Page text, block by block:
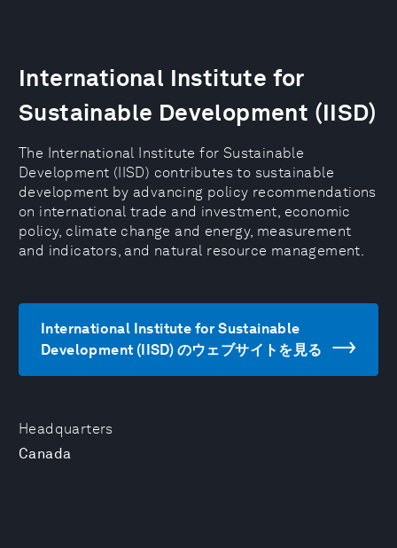
Headquarters
Canada
International Institute for
Sustainable Development (IISD)
The International Institute for Sustainable
Development (IISD) contributes to sustainable
development by advancing policy recommendations
on international trade and investment, economic
policy, climate change and energy, measurement
and indicators, and natural resource management.
International Institute for Sustainable
Development (IISD) のウェブサイトを見る